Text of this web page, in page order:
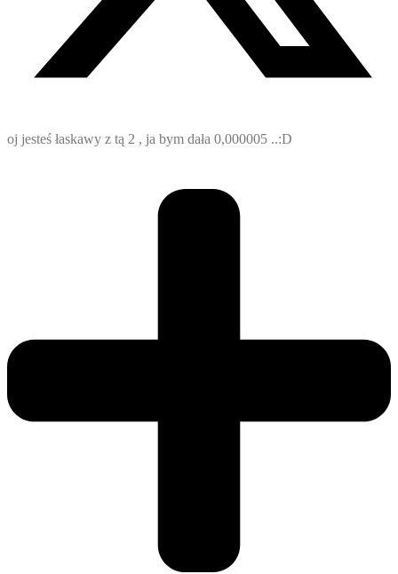
oj jesteś łaskawy z tą 2 , ja bym dała 0,000005 ..:D